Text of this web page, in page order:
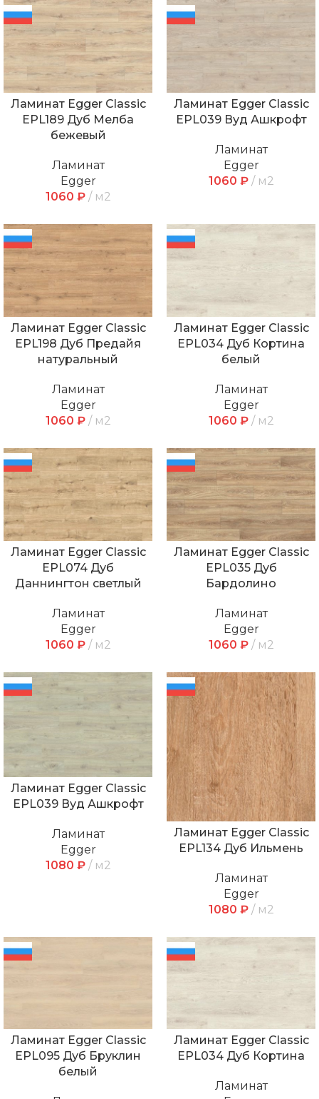
Ламинат Egger Classic
EPL189 Дуб Мелба
бежевый
Ламинат
Egger
1060 ₽ м2
Ламинат Egger Classic
EPL039 Вуд Ашкрофт
Ламинат
Egger
1060 ₽ м2
Ламинат Egger Classic
EPL198 Дуб Предайя
натуральный
Ламинат
Egger
1060 ₽ м2
Ламинат Egger Classic
EPL034 Дуб Кортина
белый
Ламинат
Egger
1060 ₽ м2
Ламинат Egger Classic
EPL074 Дуб
Даннингтон светлый
Ламинат
Egger
1060 ₽ м2
Ламинат Egger Classic
EPL035 Дуб
Бардолино
Ламинат
Egger
1060 ₽ м2
Ламинат Egger Classic
EPL039 Вуд Ашкрофт
Ламинат
Egger
1080 ₽ м2
Ламинат Egger Classic
EPL134 Дуб Ильмень
Ламинат
Egger
1080 ₽ м2
Ламинат Egger Classic
EPL095 Дуб Бруклин
белый
Ламинат Egger Classic
EPL034 Дуб Кортина
Ламинат